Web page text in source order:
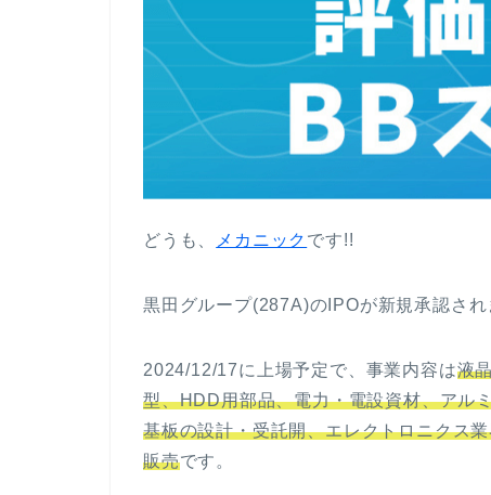
どうも、 メカニック です!!
黒田グループ(287A)のIPOが新規承認され
2024/12/17に上場予定で、事業内容は液
型、HDD用部品、電力・電設資材、アル
基板の設計・受託開、エレクトロニクス
販売です。